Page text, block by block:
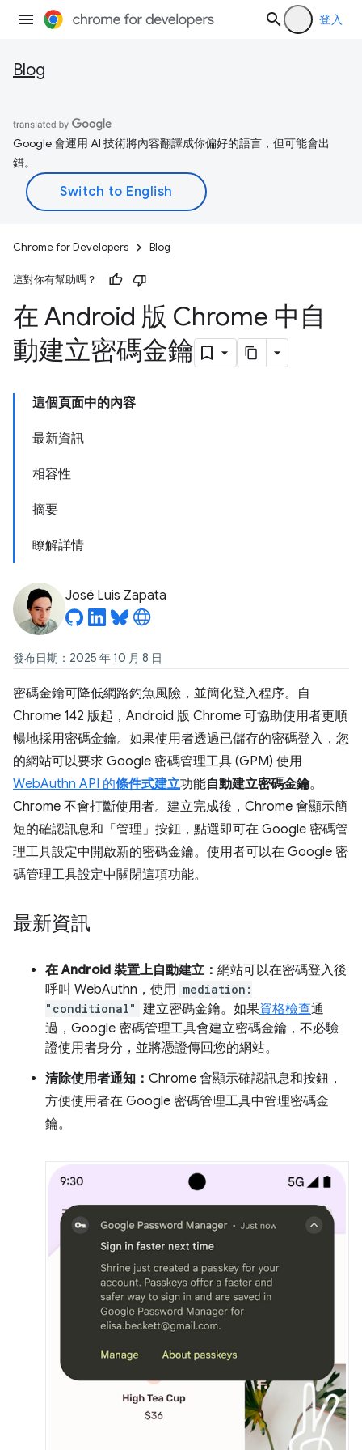
登入
Blog
Google 會運用 AI 技術將內容翻譯成你偏好的語言，但可能會出
錯。
Chrome for Developers Blog
這對你有幫助嗎？
在 Android 版 Chrome 中自
動建立密碼金鑰
這個頁面中的內容
最新資訊
相容性
摘要
瞭解詳情
José Luis Zapata
發布日期：2025 年 10 月 8 日
密碼金鑰可降低網路釣魚風險，並簡化登入程序。自
Chrome 142 版起，Android 版 Chrome 可協助使用者更順
暢地採用密碼金鑰。如果使用者透過已儲存的密碼登入，您
的網站可以要求 Google 密碼管理工具 (GPM) 使用
WebAuthn API 的條件式建立功能自動建立密碼金鑰。
Chrome 不會打斷使用者。建立完成後，Chrome 會顯示簡
短的確認訊息和「管理」 按鈕，點選即可在 Google 密碼管
理工具設定中開啟新的密碼金鑰。使用者可以在 Google 密
碼管理工具設定中關閉這項功能。
最新資訊
在 Android 裝置上自動建立： 網站可以在密碼登入後
呼叫 WebAuthn，使用 mediation:
"conditional" 建立密碼金鑰。如果資格檢查通
過，Google 密碼管理工具會建立密碼金鑰，不必驗
證使用者身分，並將憑證傳回您的網站。
清除使用者通知： Chrome 會顯示確認訊息和按鈕，
方便使用者在 Google 密碼管理工具中管理密碼金
鑰。